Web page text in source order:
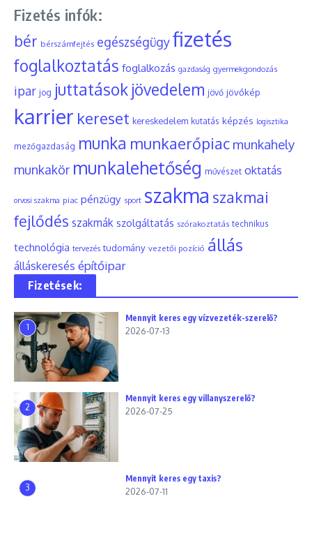
Fizetés infók:
bér bérszámfejtés egészségügyfizetés
foglalkoztatás foglalkozás gazdaság gyermekgondozás
ipar jog juttatások jövedelem jövő jövőkép
karrier kereset kereskedelem kutatás képzés logisztika
mezőgazdaság munka munkaerőpiac munkahely
munkakör munkalehetőség művészet oktatás
orvosi szakma piac pénzügy sport szakma szakmai
fejlődés szakmák szolgáltatás szórakoztatás technikus
technológia tervezés tudomány vezetői pozíció állás
álláskeresés építőipar
Fizetések:
1
Mennyit keres egy vízvezeték-szerelő?
2026-07-13
2
Mennyit keres egy villanyszerelő?
2026-07-25
3
Mennyit keres egy taxis?
2026-07-11